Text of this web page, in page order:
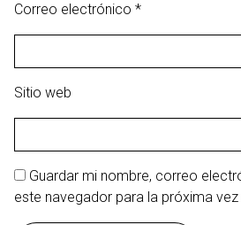
Correo electrónico *
Sitio web
Guardar mi nombre, correo
este navegador para la próxima